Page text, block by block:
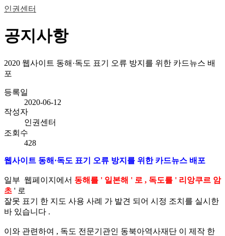
인권센터
공지사항
2020 웹사이트 동해·독도 표기 오류 방지를 위한 카드뉴스 배
포
등록일
2020-06-12
작성자
인권센터
조회수
428
웹사이트 동해·독도 표기 오류 방지를 위한 카드뉴스 배포
일부 웹페이지에서 동해를 ' 일본해 ' 로 , 독도를 ' 리앙쿠르 암
초 ' 로
잘못 표기 한 지도 사용 사례 가 발견 되어 시정 조치를 실시한
바 있습니다 .
이와 관련하여 , 독도 전문기관인 동북아역사재단 이 제작 한